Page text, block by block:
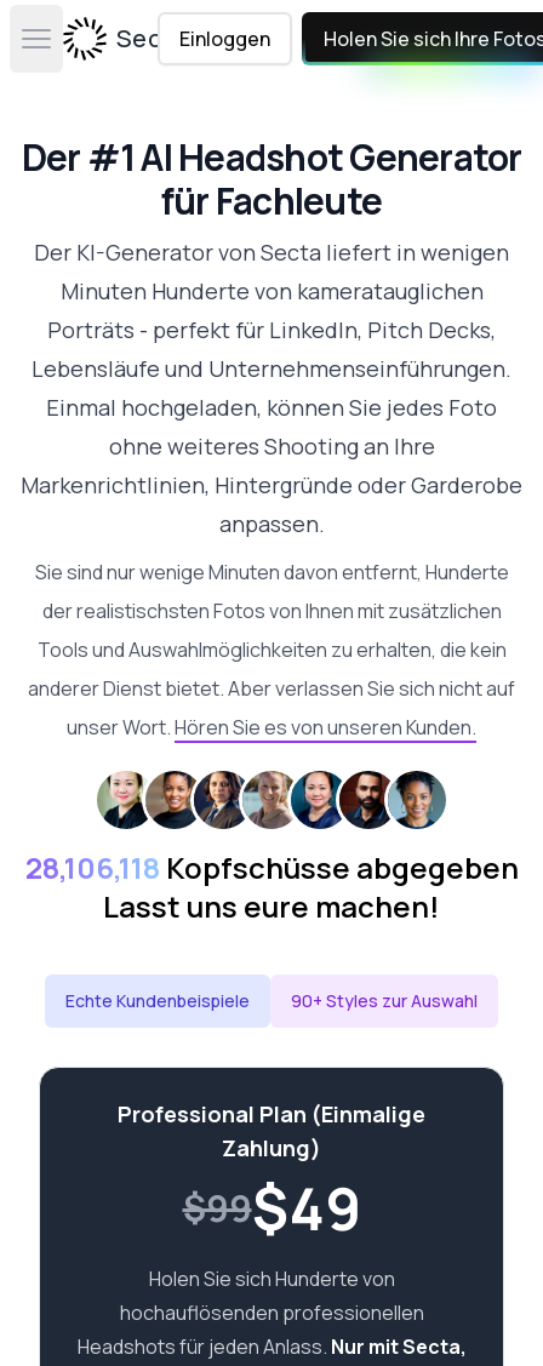
Open main menuSecta Labs
Einloggen Holen Sie sich Ihre
Der #1 AI Headshot Generator
für Fachleute
Der KI-Generator von Secta liefert in wenigen
Minuten Hunderte von kameratauglichen
Porträts - perfekt für LinkedIn, Pitch Decks,
Lebensläufe und Unternehmenseinführungen.
Einmal hochgeladen, können Sie jedes Foto
ohne weiteres Shooting an Ihre
Markenrichtlinien, Hintergründe oder Garderobe
anpassen.
Sie sind nur wenige Minuten davon entfernt, Hunderte
der realistischsten Fotos von Ihnen mit zusätzlichen
Tools und Auswahlmöglichkeiten zu erhalten, die kein
anderer Dienst bietet. Aber verlassen Sie sich nicht auf
unser Wort.Hören Sie es von unseren Kunden.
28,106,118 Kopfschüsse abgegeben
Lasst uns eure machen!
Echte Kundenbeispiele 90+ Styles zur Auswahl
Professional Plan (Einmalige
Zahlung)
$99$49
Holen Sie sich Hunderte von
hochauflösenden professionellen
Headshots für jeden Anlass. Nur mit Secta,